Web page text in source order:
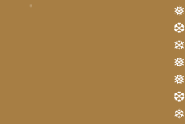
❅
❆
❄
❅
❅
❆
❄